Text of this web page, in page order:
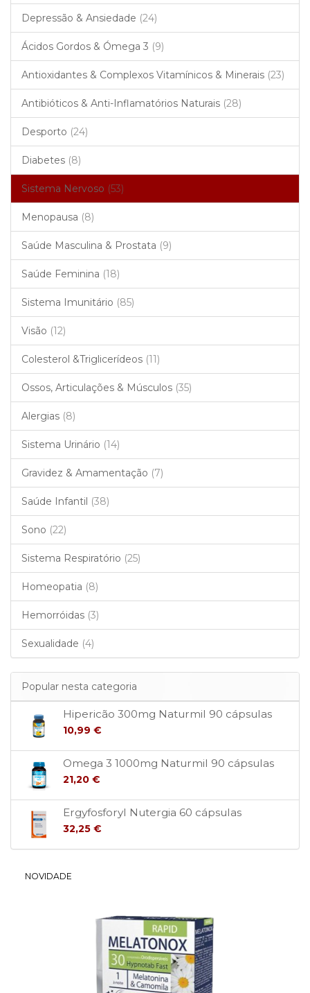
Depressão & Ansiedade (24)
Ácidos Gordos & Ómega 3 (9)
Antioxidantes & Complexos Vitamínicos & Minerais (23)
Antibióticos & Anti-Inflamatórios Naturais (28)
Desporto (24)
Diabetes (8)
Sistema Nervoso (53)
Menopausa (8)
Saúde Masculina & Prostata (9)
Saúde Feminina (18)
Sistema Imunitário (85)
Visão (12)
Colesterol &Triglicerídeos (11)
Ossos, Articulações & Músculos (35)
Alergias (8)
Sistema Urinário (14)
Gravidez & Amamentação (7)
Saúde Infantil (38)
Sono (22)
Sistema Respiratório (25)
Homeopatia (8)
Hemorróidas (3)
Sexualidade (4)
Popular nesta categoria
Hipericão 300mg Naturmil 90 cápsulas
10,99 €
Omega 3 1000mg Naturmil 90 cápsulas
21,20 €
Ergyfosforyl Nutergia 60 cápsulas
32,25 €
NOVIDADE